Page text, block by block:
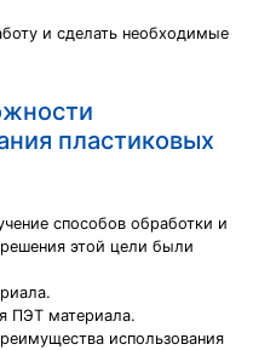
и сделать необходимые
пластиковых
способов обработки и
этой цели были
ПЭТ материала.
использования